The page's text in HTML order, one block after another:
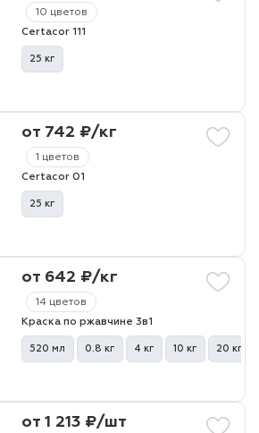
10 цветов
Certacor 111
25 кг
1 цветов
от 742 ₽/кг
Certacor 01
25 кг
14 цветов
от 642 ₽/кг
Краска по ржавчине 3в1
520 мл 0.8 кг 4 кг 10 кг 20 кг
от 1 213 ₽/шт